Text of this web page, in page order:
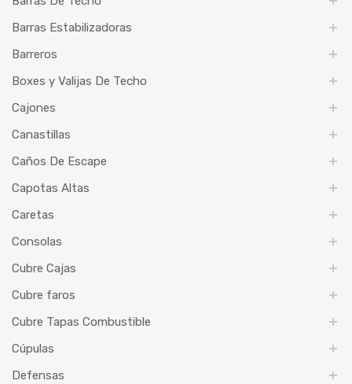
Barras Estabilizadoras
Barreros
Boxes y Valijas De Techo
Cajones
Canastillas
Caños De Escape
Capotas Altas
Caretas
Consolas
Cubre Cajas
Cubre faros
Cubre Tapas Combustible
Cúpulas
Defensas